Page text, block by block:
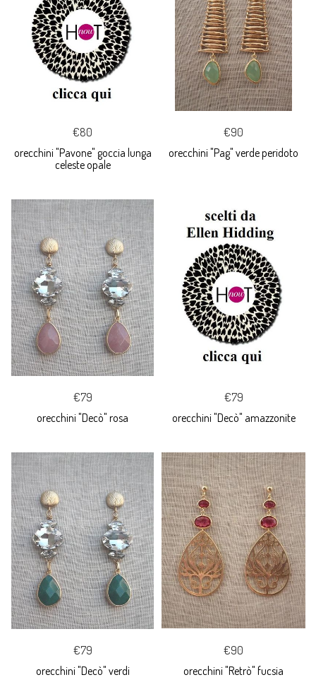
€80
orecchini "Pavone" goccia lunga
celeste opale
€90
orecchini "Pag" verde peridoto
€79
orecchini "Decò" rosa
€79
orecchini "Decò" amazzonite
€79
orecchini "Decò" verdi
€90
orecchini "Retrò" fucsia